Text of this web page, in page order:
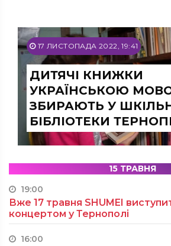
17 ЛИСТОПАДА 2022, 19:41
ДИТЯЧІ КНИЖКИ
УКРАЇНСЬКОЮ
ЗБИРАЮТЬ У
БІБЛІОТЕКИ
15 ТРАВНЯ
19:00
Вже 17 травня SHUMEI
концертом у Тернополі
16:00